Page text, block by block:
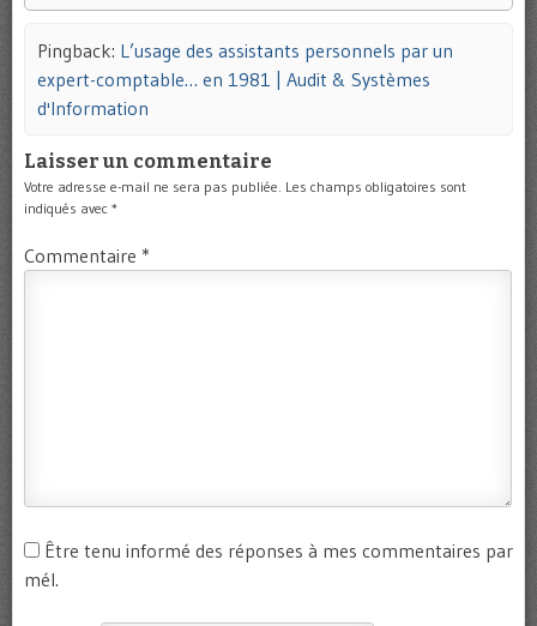
Pingback: L’usage des assistants personnels par un
expert-comptable… en 1981 | Audit & Systèmes
d'Information
Laisser un commentaire
Votre adresse e-mail ne sera pas publiée. Les champs obligatoires sont
indiqués avec *
Commentaire *
Être tenu informé des réponses à mes commentaires par
mél.